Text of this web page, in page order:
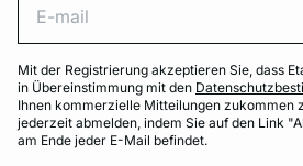
Mit der Registrierung akzeptieren Sie, dass
in Übereinstimmung mit den
Ihnen kommerzielle Mitteilungen zukommen
jederzeit abmelden, indem Sie auf den Link
am Ende jeder E-Mail befindet.